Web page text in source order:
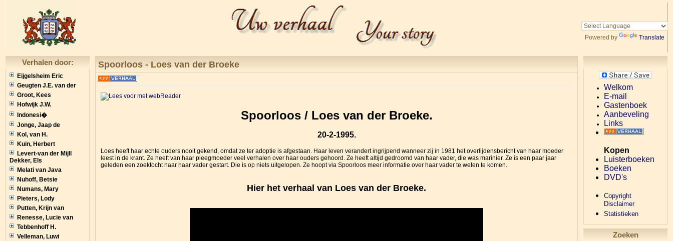
Verhalen door:
Eijgelsheim Eric
Geugten J.E. van der
Groot, Kees
Hofwijk J.W.
Indonesi�
Jonge, Jaap de
Kol, van H.
Kuin, Herbert
Levert-van der Mijll
Dekker, Els
Melati van Java
Nuhoff, Betsie
Numans, Mary
Pieters, Lody
Putten, Krijn van
Renesse, Lucie van
Tebbenhoff H.
Velleman, Luwi
Spoorloos - Loes van der Broeke
Spoorloos / Loes van der Broeke.
20-2-1995.
Loes heeft haar echte ouders nooit gekend, omdat ze ter adoptie is afgestaan. Haar leven verandert ingrijpend wanneer zij in 1981 het overlijdensbericht van haar moeder
leest in de krant. Ze heeft van haar pleegmoeder veel verhalen over haar ouders gehoord. Ze heeft altijd gedroomd van haar vader, die was marinier. Ze is een paar jaar
geleden een zoektocht naar haar vader gestart. Die is op niets uitgelopen. Ze hoopt via Spoorloos meer informatie over haar vader te weten te komen.
Hier het verhaal van Loes van der Broeke.
Welkom
E-mail
Gastenboek
Aanbeveling
Links
Kopen
Luisterboeken
Boeken
DVD's
Copyright
Disclaimer
Statistieken
Zoeken
Powered by Translate